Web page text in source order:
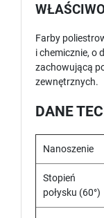
Farby
i chemicznie, o
zachowującą
zewnętrznych.
DANE
Nanoszenie
Stopień
połysku (60°)